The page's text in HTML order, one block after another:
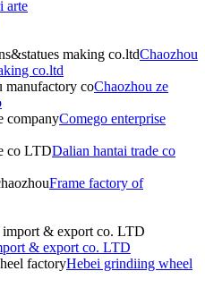
arte
Chaozhou
co.ltd
Chaozhou ze
Comego enterprise
Dalian hantai trade co
Frame factory of
& export co. LTD
Hebei grindiing wheel